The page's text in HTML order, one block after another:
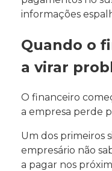
informações
Quando o
a virar
O financeiro
a empresa perde
Um dos primeiros
empresário não
a pagar nos